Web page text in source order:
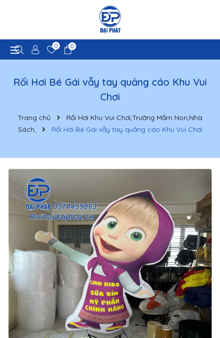
0 0
Rối Hơi Bé Gái vẫy tay quảng cáo Khu Vui
Chơi
Trang chủ
Rối Hơi Khu Vui Chơi,Trường Mầm Non,Nhà
Sách,
Rối Hơi Bé Gái vẫy tay quảng cáo Khu Vui Chơi